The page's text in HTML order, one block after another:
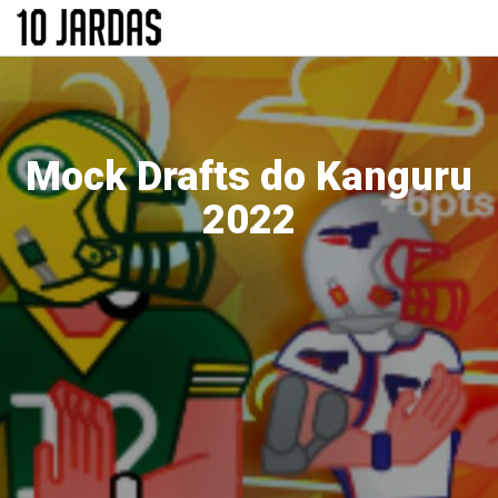
Pular
o
conteúdo
principal
Mock Drafts do Kanguru
2022